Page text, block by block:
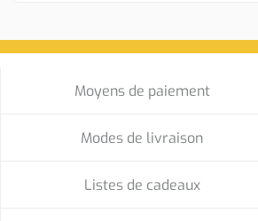
Moyens de paiement
Modes de livraison
Listes de cadeaux